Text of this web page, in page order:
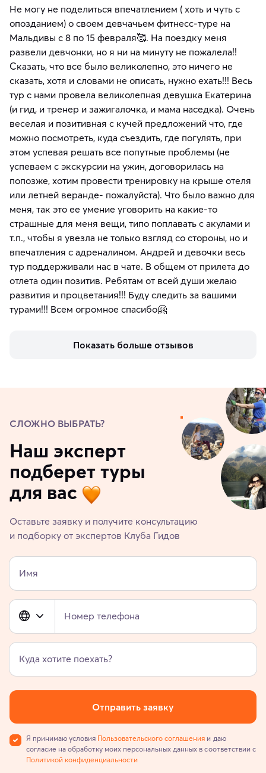
Не могу не поделиться впечатлением ( хоть и чуть с
опозданием) о своем девчачьем фитнесс-туре на
Мальдивы с 8 по 15 февраля🥰. На поездку меня
развели девчонки, но я ни на минуту не пожалела!!
Сказать, что все было великолепно, это ничего не
сказать, хотя и словами не описать, нужно ехать!!! Весь
тур с нами провела великолепная девушка Екатерина
(и гид, и тренер и зажигалочка, и мама наседка). Очень
веселая и позитивная с кучей предложений что, где
можно посмотреть, куда съездить, где погулять, при
этом успевая решать все попутные проблемы (не
успеваем с экскурсии на ужин, договорилась на
попозже, хотим провести тренировку на крыше отеля
или летней веранде- пожалуйста). Что было важно для
меня, так это ее умение уговорить на какие-то
страшные для меня вещи, типо поплавать с акулами и
т.п., чтобы я увезла не только взгляд со стороны, но и
впечатления с адреналином. Андрей и девочки весь
тур поддерживали нас в чате. В общем от прилета до
отлета один позитив. Ребятам от всей души желаю
развития и процветания!!! Буду следить за вашими
турами!!! Всем огромное спасибо🤗
Показать больше отзывов
СЛОЖНО ВЫБРАТЬ?
Наш эксперт
подберет туры
для вас
Оставьте заявку и получите консультацию
и подборку от экспертов Клуба Гидов
Имя
Номер телефона
Куда хотите поехать?
Отправить заявку
Я принимаю условия Пользовательского соглашения и даю
согласие на обработку моих персональных данных в соответствии с
Политикой конфиденциальности